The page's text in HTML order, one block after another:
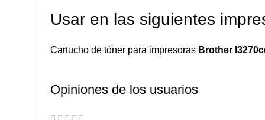
Usar en las siguientes
Cartucho de tóner para impresoras Brother
Opiniones de los usuarios